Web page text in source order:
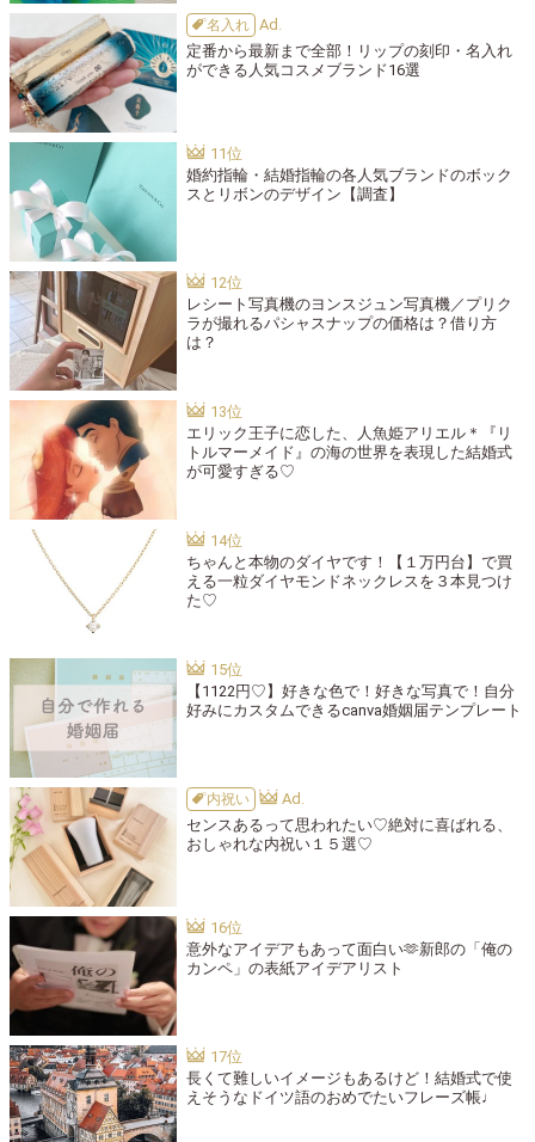
名入れ
定番から最新まで全部！リップの刻印・名入れ
ができる人気コスメブランド16選
婚約指輪・結婚指輪の各人気ブランドのボック
スとリボンのデザイン【調査】
レシート写真機のヨンスジュン写真機／プリク
ラが撮れるパシャスナップの価格は？借り方
は？
エリック王子に恋した、人魚姫アリエル＊『リ
トルマーメイド』の海の世界を表現した結婚式
が可愛すぎる♡
ちゃんと本物のダイヤです！【１万円台】で買
える一粒ダイヤモンドネックレスを３本見つけ
た♡
【1122円♡】好きな色で！好きな写真で！自分
好みにカスタムできるcanva婚姻届テンプレート
内祝い
センスあるって思われたい♡絶対に喜ばれる、
おしゃれな内祝い１５選♡
意外なアイデアもあって面白い🫶新郎の「俺の
カンペ」の表紙アイデアリスト
長くて難しいイメージもあるけど！結婚式で使
えそうなドイツ語のおめでたいフレーズ帳♩